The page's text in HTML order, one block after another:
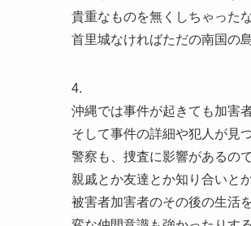
貴重なものを無くしちゃったな
首里城なければただの南国の
4.
沖縄では事件が起きても加害
そして事件の詳細や犯人が見
警察も、捜査に影響があるの
親戚とか友達とか知り合いと
被害者加害者のその後の生活